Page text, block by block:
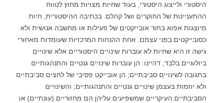
היסטורי ולייצוג היסטורי, בעוד שחיות מצויות מחוץ לטווח
ההתעניינות של החוקרים ושל קהלם. בכתיבה ההיסטורית, חיות
מיוצגות אפוא בתור אובייקטים של פעילות או מחשבה אנושית ולא
כסובייקטים בפני עצמם. אחת ההנחות המרכזיות שעומדות מאחורי
גישה זו היא שחיות לא עוברות שינויים היסטוריים אלא שינויים
ביולוגיים בלבד, דהיינו: הן עוברות שינויים גנטיים והתנהגותיים
בתגובה לשינויים סביבתיים; הן אובייקט פסיבי של לחצים סביבתיים
ולא יוזמות בעצמן שינויים גנטיים והתנהגותיים; והשינויים
הסביבתיים העיקריים שמשפיעים עליהן הם מחזוריים (עונתיים) או